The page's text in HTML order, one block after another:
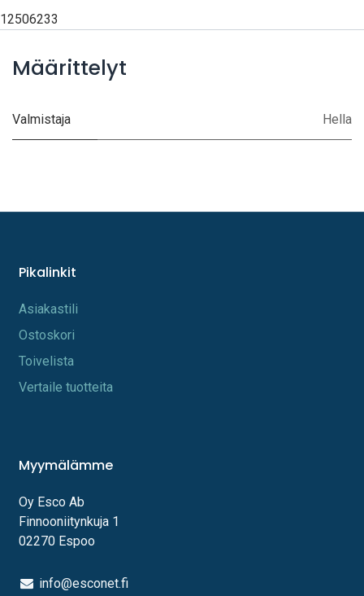
12506233
Määrittelyt
Valmistaja Hella
Pikalinkit
A​s​iakastili
Os​toskori
Toi​velista
Vertaile tuotteita
Myymälämme
Oy Esco Ab
Finnooniitynkuja 1
02270 Espoo
info@esconet.fi